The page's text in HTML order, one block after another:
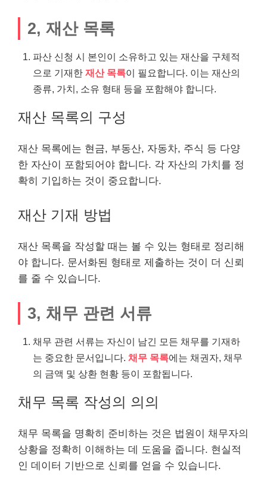
2, 재산 목록
파산 신청 시 본인이 소유하고 있는 재산을 구체적
으로 기재한 재산 목록이 필요합니다. 이는 재산의
종류, 가치, 소유 형태 등을 포함해야 합니다.
재산 목록의 구성
재산 목록에는 현금, 부동산, 자동차, 주식 등 다양
한 자산이 포함되어야 합니다. 각 자산의 가치를 정
확히 기입하는 것이 중요합니다.
재산 기재 방법
재산 목록을 작성할 때는 볼 수 있는 형태로 정리해
야 합니다. 문서화된 형태로 제출하는 것이 더 신뢰
를 줄 수 있습니다.
3, 채무 관련 서류
채무 관련 서류는 자신이 남긴 모든 채무를 기재하
는 중요한 문서입니다. 채무 목록에는 채권자, 채무
의 금액 및 상환 현황 등이 포함됩니다.
채무 목록 작성의 의의
채무 목록을 명확히 준비하는 것은 법원이 채무자의
상황을 정확히 이해하는 데 도움을 줍니다. 현실적
인 데이터 기반으로 신뢰를 얻을 수 있습니다.